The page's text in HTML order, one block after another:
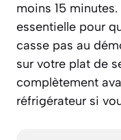
moins 15
essentielle pour
casse pas au
sur votre plat de
complètement
réfrigérateur si